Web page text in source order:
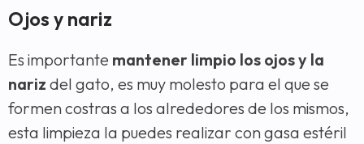
Ojos y nariz
Es importante mantener limpio los ojos y la
nariz del gato, es muy molesto para el que se
formen costras a los alrededores de los mismos,
esta limpieza la puedes realizar con gasa estéril